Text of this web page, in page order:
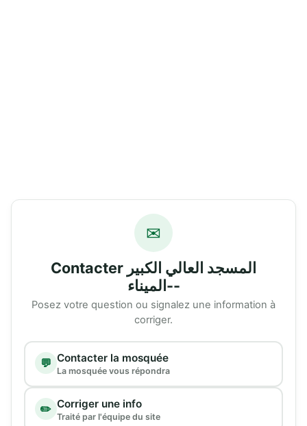
✉
Contacter المسجد العالي الكبير
-الميناء-
Posez votre question ou signalez une information à
corriger.
Type de demande
💬 Contacter la mosquée
La mosquée vous répondra
✏️ Corriger une info
Traité par l'équipe du site